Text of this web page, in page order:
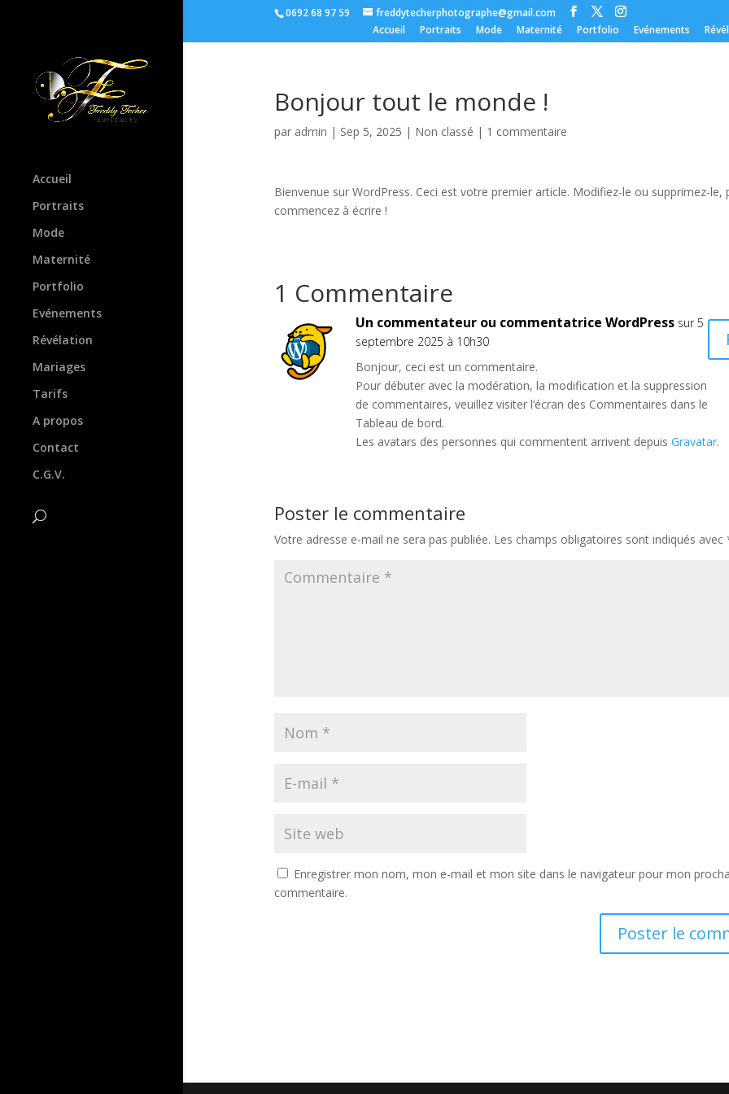
0692 68 97 59
freddytecherphotographe@gmail.com
Accueil
Portraits Mode Maternité Portfolio Evénements
Accueil
Portraits
Mode
Maternité
Portfolio
Evénements
Révélation
Mariages
Tarifs
A propos
Contact
C.G.V.
Bonjour tout le monde !
par admin | Sep 5, 2025 | Non classé | 1 commentaire
Bienvenue sur WordPress. Ceci est votre premier article. Modifiez-le ou supprimez-le,
commencez à écrire !
1 Commentaire
Un commentateur ou commentatrice WordPress sur 5
septembre 2025 à 10h30
Bonjour, ceci est un commentaire.
Pour débuter avec la modération, la modification et la suppression
de commentaires, veuillez visiter l’écran des Commentaires dans le
Tableau de bord.
Les avatars des personnes qui commentent arrivent depuis Gravatar.
Poster le commentaire
Votre adresse e-mail ne sera pas publiée. Les champs obligatoires sont indiqués avec
Enregistrer mon nom, mon e-mail et mon site dans le navigateur pour mon
commentaire.